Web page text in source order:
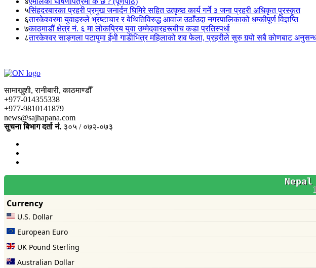
५सिंहदरबारका प्रहरी प्रमुख जनार्दन घिमिरे सहित उत्कृष्ठ कार्य गर्ने ३ जना प्रहरी अधिकृत पुरस्कृत
६तारकेश्वरमा युवाहरुले भ्रष्टाचार र बेथितिविरुद्ध आवाज उठाँउदा नगरपालिकाको धम्कीपूर्ण विज्ञप्ति
७काठमाडौं क्षेत्र नं. ६ मा लोकप्रिय युवा उम्मेदवारहरूबीच कडा प्रतिस्पर्धा
८तारकेश्वर साङ्गला पटापुमा ईभी गाडीभित्र महिलाको शव फेला, प्रहरीले सुरु गर्‍यो सबै कोणबाट
सामाखुशी, रानीबारी, काठमाण्डौँ
+977-014355338
+977-9810141879
news@sajhapana.com
सुचना बिभाग दर्ता नं. ३०५ / ०७२-०७३